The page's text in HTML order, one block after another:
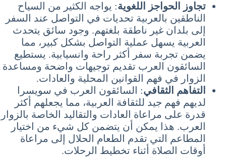
تجاوز الحواجز اللغوية: يواجه الكثير من السياح
الناطقين بالعربية تحديات في التواصل عند السفر
إلى بلدان غير ناطقة بلغتهم. وجود سائق يتحدث
العربية يسهل عملية التواصل بشكل كبير، مما
يضمن تجربة سفر أكثر راحة وانسيابية. يستطيع
السائقون العرب تقديم توجيهات واضحة ومساعدة
الزوار في فهم القوانين المحلية والعادات.
التفاهم الثقافي: السائقون العرب في سويسرا
لديهم فهم جيد للثقافة العربية، مما يجعلهم أكثر
قدرة على مراعاة العادات والتقاليد الخاصة بالزوار
العرب. هذا يمكن أن يتضمن كل شيء من اختيار
المطاعم التي تقدم الطعام الحلال إلى مراعاة
أوقات الصلاة أثناء تخطيط الرحلات.